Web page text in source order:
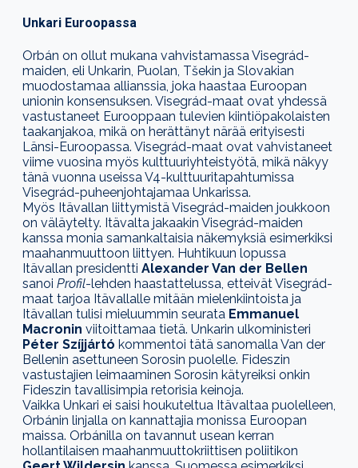
Unkari Euroopassa
Orbán on ollut mukana vahvistamassa Visegrád-
maiden, eli Unkarin, Puolan, Tšekin ja Slovakian
muodostamaa allianssia, joka haastaa Euroopan
unionin konsensuksen. Visegrád-maat ovat yhdessä
vastustaneet Eurooppaan tulevien kiintiöpakolaisten
taakanjakoa, mikä on herättänyt närää erityisesti
Länsi-Euroopassa. Visegrád-maat ovat vahvistaneet
viime vuosina myös kulttuuriyhteistyötä, mikä näkyy
tänä vuonna useissa V4-kulttuuritapahtumissa
Visegrád-puheenjohtajamaa Unkarissa.
Myös Itävallan liittymistä Visegrád-maiden joukkoon
on väläytelty. Itävalta jakaakin Visegrád-maiden
kanssa monia samankaltaisia näkemyksiä esimerkiksi
maahanmuuttoon liittyen. Huhtikuun lopussa
Itävallan presidentti Alexander Van der Bellen
sanoi Profil-lehden haastattelussa, etteivät Visegrád-
maat tarjoa Itävallalle mitään mielenkiintoista ja
Itävallan tulisi mieluummin seurata Emmanuel
Macronin viitoittamaa tietä. Unkarin ulkoministeri
Péter Szíjjártó kommentoi tätä sanomalla Van der
Bellenin asettuneen Sorosin puolelle. Fideszin
vastustajien leimaaminen Sorosin kätyreiksi onkin
Fideszin tavallisimpia retorisia keinoja.
Vaikka Unkari ei saisi houkuteltua Itävaltaa puolelleen,
Orbánin linjalla on kannattajia monissa Euroopan
maissa. Orbánilla on tavannut usean kerran
hollantilaisen maahanmuuttokriittisen poliitikon